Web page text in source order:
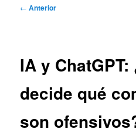
Navegación
← Anterior
IA y
decide qué
son